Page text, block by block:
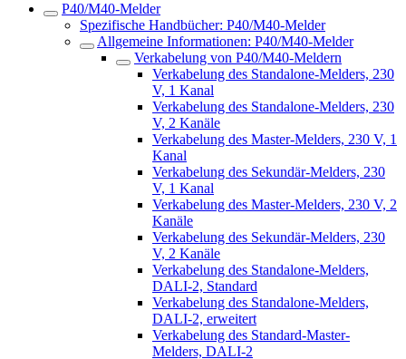
P40/M40-Melder
Spezifische Handbücher: P40/M40-Melder
Allgemeine Informationen: P40/M40-Melder
Verkabelung von P40/M40-Meldern
Verkabelung des Standalone-Melders, 230
V, 1 Kanal
Verkabelung des Standalone-Melders, 230
V, 2 Kanäle
Verkabelung des Master-Melders, 230 V, 1
Kanal
Verkabelung des Sekundär-Melders, 230
V, 1 Kanal
Verkabelung des Master-Melders, 230 V, 2
Kanäle
Verkabelung des Sekundär-Melders, 230
V, 2 Kanäle
Verkabelung des Standalone-Melders,
DALI-2, Standard
Verkabelung des Standalone-Melders,
DALI-2, erweitert
Verkabelung des Standard-Master-
Melders, DALI-2